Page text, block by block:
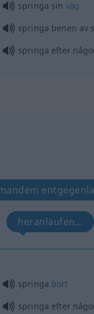
springa sin väg
springa benen av
springa efter
heranlaufen...
springa bort
springa efter